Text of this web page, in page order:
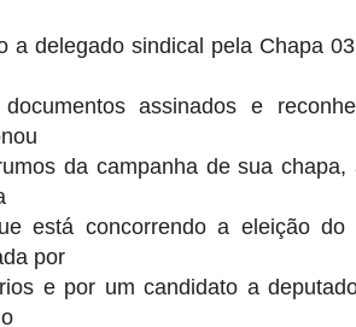
a delegado sindical pela Chapa
assinados e
da campanha de sua
está concorrendo a eleição
por
e por um candidato a